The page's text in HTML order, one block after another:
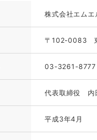
株式会社エムエ
〒102-0083
03-3261-8777
代表取締役 内
平成3年4月